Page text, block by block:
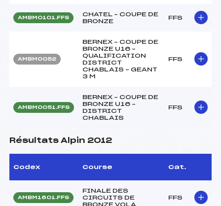
AMBM0101.FFS
CHATEL – COUPE DE
BRONZE
FFS
AMBM0052
BERNEX – COUPE DE
BRONZE U16 –
QUALIFICATION
DISTRICT
CHABLAIS – GEANT
3 M
FFS
AMBM0051.FFS
BERNEX – COUPE DE
BRONZE U16 –
DISTRICT
CHABLAIS
FFS
Résultats Alpin 2012
Codex Course Cat.
AMBM1601.FFS
FINALE DES
CIRCUITS DE
BRONZE VOLA
FFS